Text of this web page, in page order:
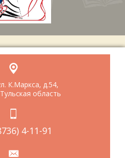
К.Маркса, д.54,
область
4-11-91